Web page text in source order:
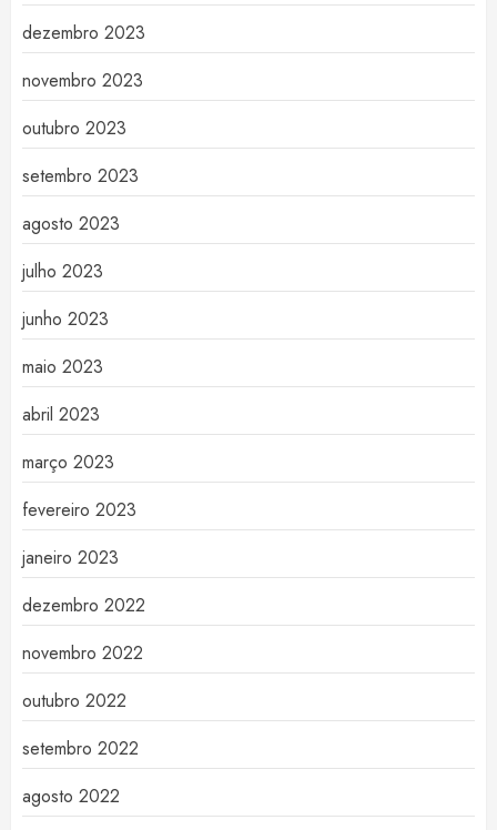
dezembro 2023
novembro 2023
outubro 2023
setembro 2023
agosto 2023
julho 2023
junho 2023
maio 2023
abril 2023
março 2023
fevereiro 2023
janeiro 2023
dezembro 2022
novembro 2022
outubro 2022
setembro 2022
agosto 2022